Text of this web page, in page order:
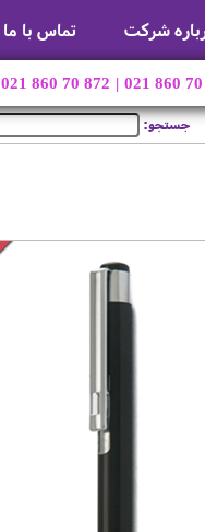
شرکت تماس با ما
021 860 70 872 | 021 860
جستجو: